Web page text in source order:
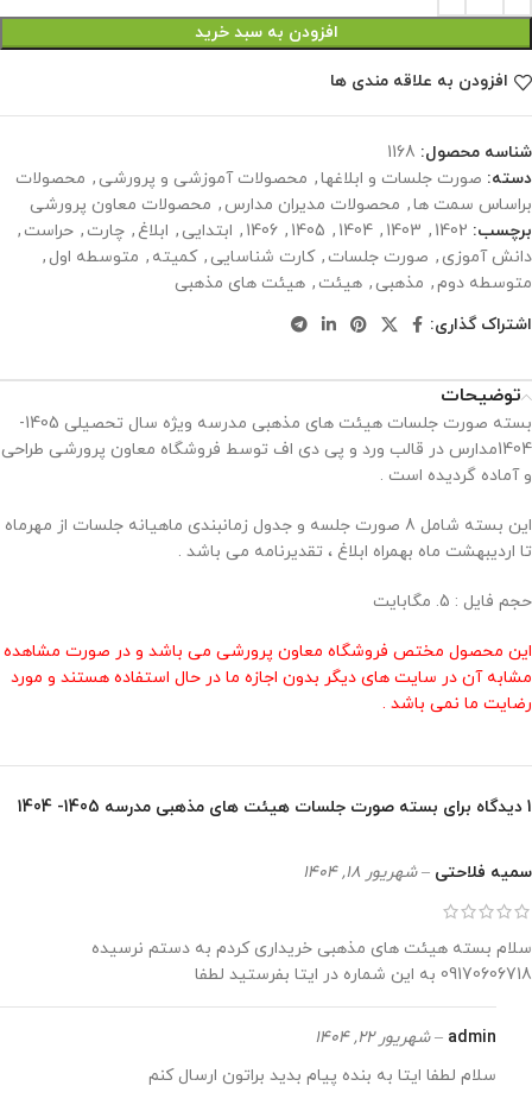
افزودن به سبد خرید
افزودن به علاقه مندی ها
شناسه محصول: 1168
دسته: صورت جلسات و ابلاغها, محصولات آموزشی و پرورشی , محصولات
براساس سمت ها, محصولات مدیران مدارس , محصولات معاون پرورشی
برچسب: 1402
,
1403
,
1404
,
1405
,
1406
, ابتدایی , ابلاغ , چارت , حراست ,
دانش آموزی , صورت جلسات , کارت شناسایی , کمیته , متوسطه اول ,
متوسطه دوم, مذهبی , هیئت , هیئت های مذهبی
اشتراک گذاری:
توضیحات
بسته صورت جلسات هیئت های مذهبی مدرسه ویژه سال تحصیلی 1405-
1404مدارس در قالب ورد و پی دی اف توسط فروشگاه معاون پرورشی طراحی
و آماده گردیده است .
این بسته شامل 8 صورت جلسه و جدول زمانبندی ماهیانه جلسات از مهرماه
تا اردیبهشت ماه بهمراه ابلاغ ، تقدیرنامه می باشد .
حجم فایل : 5. مگابایت
این محصول مختص فروشگاه معاون پرورشی می باشد و در صورت مشاهده
مشابه آن در سایت های دیگر بدون اجازه ما در حال استفاده هستند و مورد
رضایت ما نمی باشد .
1 دیدگاه برای بسته صورت جلسات هیئت های مذهبی مدرسه 1405- 1404
سمیه فلاحتی – شهریور 18, 1404
سلام بسته هیئت های مذهبی خریداری کردم به دستم نرسیده
09170606718 به این شماره در ایتا بفرستید لطفا
admin
– شهریور 22, 1404
سلام لطفا ایتا به بنده پیام بدید براتون ارسال کنم